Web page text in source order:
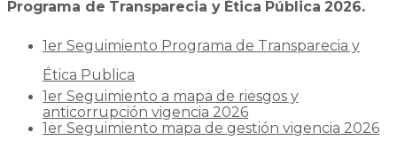
Programa de Transparecia y Ética Pública 2026.
1er Seguimiento Programa de Transparecia y
Ética Publica
1er Seguimiento a mapa de riesgos y
anticorrupción vigencia 2026
1er Seguimiento mapa de gestión vigencia 2026